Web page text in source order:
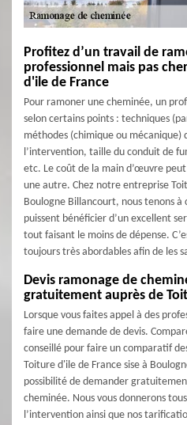
Profitez d’un travail de
professionnel mais pas
d'ile de France
Pour ramoner une cheminée, un
selon certains points : techniques
méthodes (chimique ou
l’intervention, taille du conduit de
etc. Le coût de la main d’œuvre
une autre. Chez notre entreprise
Boulogne Billancourt, nous tenons à
puissent bénéficier d’un excellent
tout faisant le moins de dépense.
toujours très abordables afin de les
Devis ramonage de
gratuitement auprès de
Lorsque vous faites appel à des
faire une demande de devis.
conseillé pour faire un comparatif
Toiture d'ile de France sise à
possibilité de demander
cheminée. Nous vous donnerons
l’intervention ainsi que nos